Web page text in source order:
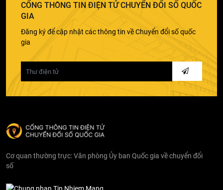
CỔNG THÔNG TIN ĐIỆN TỬ CHUYỂN ĐỔI SỐ QUỐC
GIA
Đăng ký để cập nhật các thông tin về Chuyển đổi số quốc
gia
Cơ quan thường trực: Văn phòng Ủy ban Quốc gia về chuyển đổi
số